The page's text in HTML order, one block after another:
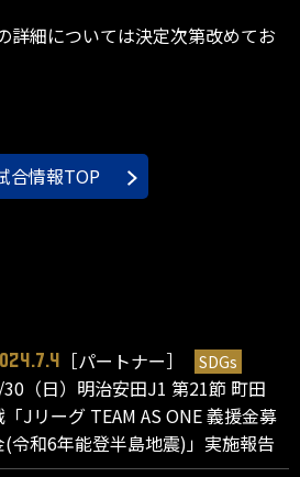
細については決定次第改めてお
合情報TOP
［パートナー］ SDGs
（日）明治安田J1 第21節 町田
「Jリーグ TEAM AS ONE 義援金募
(令和6年能登半島地震)」実施報告